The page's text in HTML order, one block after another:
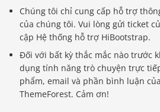
Chúng tôi chỉ cung cấp hỗ trợ
của chúng tôi. Vui lòng gửi ticket
cập Hệ thống hỗ trợ HiBootstrap.
Đối với bất kỳ thắc mắc nào trước
dụng tính năng trò chuyện trực
phẩm, email và phần bình luận
ThemeForest. Cảm ơn!